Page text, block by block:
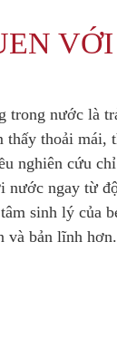
trong nước là
thấy thoải mái,
nghiên cứu
nước ngay từ
sinh lý của
và bản lĩnh hơn.